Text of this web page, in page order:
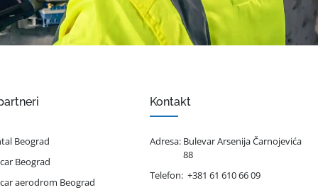
Beograd
Beograd
aerodrom Beograd
Kontakt
Adresa: Bulevar Arsenija Čarnojevića
88
Telefon: +381 61 610 66 09